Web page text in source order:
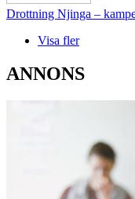
Drottning Njinga –
Visa fler
ANNONS